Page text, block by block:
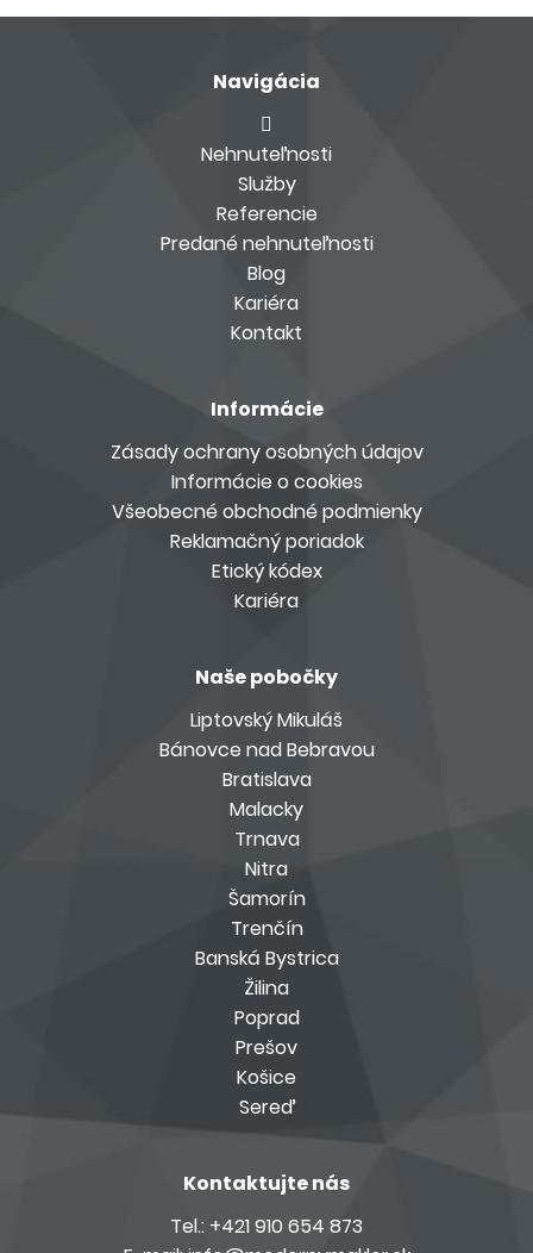
Navigácia
Nehnuteľnosti
Služby
Referencie
Predané nehnuteľnosti
Blog
Kariéra
Kontakt
Informácie
Zásady ochrany osobných údajov
Informácie o cookies
Všeobecné obchodné podmienky
Reklamačný poriadok
Etický kódex
Kariéra
Naše pobočky
Liptovský Mikuláš
Bánovce nad Bebravou
Bratislava
Malacky
Trnava
Nitra
Šamorín
Trenčín
Banská Bystrica
Žilina
Poprad
Prešov
Košice
Sereď
Kontaktujte nás
Tel.: +421 910 654 873